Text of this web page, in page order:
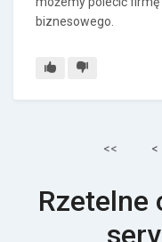
biznesowego.
<< <
Rzetelne